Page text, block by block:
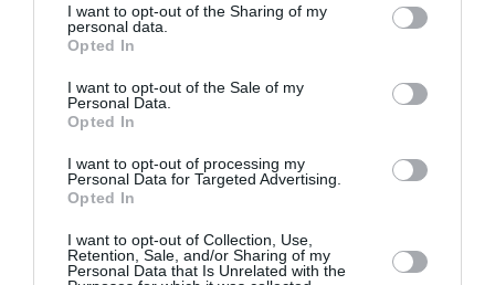
not limited to your visit or usage behaviour. You may click to
grant or deny consent to Google and its third-party tags to
use your data for below specified purposes in below Google
consent section.
I want to opt-out of the Sharing of my
personal data.
Opted In
I want to opt-out of the Sale of my
Personal Data.
Opted In
I want to opt-out of processing my
Personal Data for Targeted Advertising.
Opted In
I want to opt-out of Collection, Use,
Retention, Sale, and/or Sharing of my
Personal Data that Is Unrelated with the
Μελίδης: «Ο ΣΥΡΙΖΑ με σαφές,
σύγχρονο και κατανοητό
πρόγραμμα απευθύνεται πλέον
σε όλες και όλους που θέλουν την
πολιτική αλλαγή να γίνει πράξη»
Για την επόμενη μέρα του ΣΥΡΙΖΑ και για το ζήτημα
των πυρκαγιών μίλησε ο εκπρόσωπος Τύπου του
ΣΥΡΙΖΑ, Δημήτρης Μελίδης, μιλώντας στην ΕΡΤ
Νews. Για την επόμενη μέρα του ΣΥΡΙΖΑ-ΠΣ είπε: •